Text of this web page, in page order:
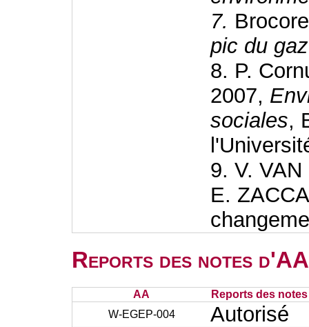
7.
pic du gaz
8. P.
2007,
sociales,
9. V.
E.
Reports des notes
AA
Reports des
W-EGEP-004
Autorisé